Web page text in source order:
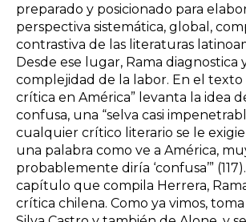
preparado y posicionado para
perspectiva sistemática, global,
contrastiva de las literaturas
Desde ese lugar, Rama diagnostica
complejidad de la labor. En el texto
crítica en América” levanta la idea
confusa, una “selva casi
cualquier crítico literario se le
una palabra como ve a América,
probablemente diría ‘confusa’”
capítulo que compila Herrera,
crítica chilena. Como ya vimos,